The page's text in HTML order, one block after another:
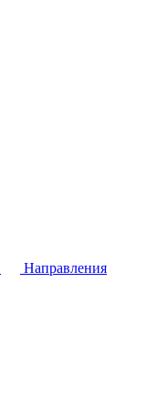
Направления